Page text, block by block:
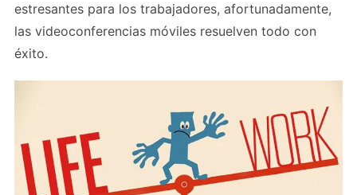
estresantes para los trabajadores, afortunadamente,
las videoconferencias móviles resuelven todo con
éxito.